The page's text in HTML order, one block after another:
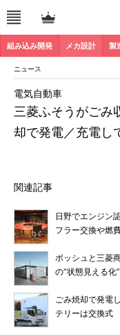
組み込み開発 メカ設計 製
ニュース
三菱ふそうがごみ
却で発電／充電し
電気自動車
関連記事
日野でエンジン
フラー交換や燃
ボッシュと三菱
の“状態見える化
ごみ焼却で発電
テリーは交換式